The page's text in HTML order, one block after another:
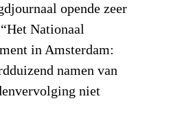
opende zeer
Nationaal
in Amsterdam:
namen van
niet